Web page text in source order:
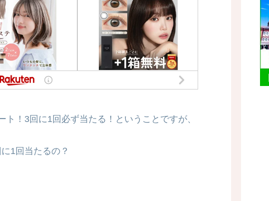
！3回に1回必ず当たる！ということですが、
1回当たるの？